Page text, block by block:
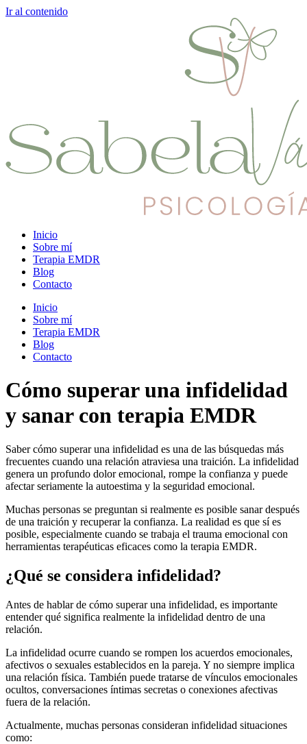
Ir al contenido
Inicio
Sobre mí
Terapia EMDR
Blog
Contacto
Inicio
Sobre mí
Terapia EMDR
Blog
Contacto
Cómo superar una infidelidad
y sanar con terapia EMDR
Saber cómo superar una infidelidad es una de las búsquedas más
frecuentes cuando una relación atraviesa una traición. La infidelidad
genera un profundo dolor emocional, rompe la confianza y puede
afectar seriamente la autoestima y la seguridad emocional.
Muchas personas se preguntan si realmente es posible sanar después
de una traición y recuperar la confianza. La realidad es que sí es
posible, especialmente cuando se trabaja el trauma emocional con
herramientas terapéuticas eficaces como la terapia EMDR.
¿Qué se considera infidelidad?
Antes de hablar de cómo superar una infidelidad, es importante
entender qué significa realmente la infidelidad dentro de una
relación.
La infidelidad ocurre cuando se rompen los acuerdos emocionales,
afectivos o sexuales establecidos en la pareja. Y no siempre implica
una relación física. También puede tratarse de vínculos emocionales
ocultos, conversaciones íntimas secretas o conexiones afectivas
fuera de la relación.
Actualmente, muchas personas consideran infidelidad situaciones
como: